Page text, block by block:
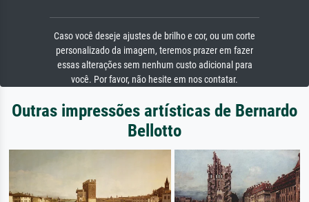
Caso você deseje ajustes de brilho e cor, ou um corte
personalizado da imagem, teremos prazer em fazer
essas alterações sem nenhum custo adicional para
você. Por favor, não hesite em nos contatar.
Outras impressões artísticas de Bernardo
Bellotto